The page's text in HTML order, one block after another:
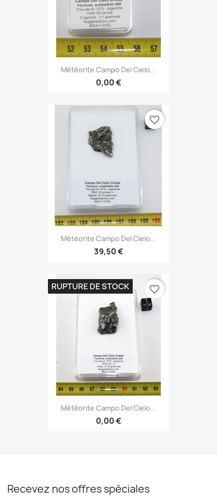
Météorite Campo Del Cielo...
0,00 €
Météorite Campo Del Cielo...
39,50 €
favorite_border
Météorite Campo Del Cielo...
0,00 €
RUPTURE DE STOCK favorite_border
Recevez nos offres spéciales